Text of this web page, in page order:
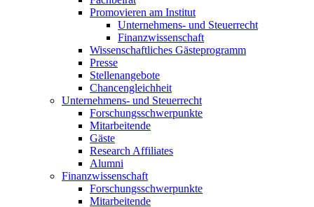
Promovieren am Institut
Unternehmens- und Steuerrecht
Finanzwissenschaft
Wissenschaftliches Gästeprogramm
Presse
Stellenangebote
Chancengleichheit
Unternehmens- und Steuerrecht
Forschungsschwerpunkte
Mitarbeitende
Gäste
Research Affiliates
Alumni
Finanzwissenschaft
Forschungsschwerpunkte
Mitarbeitende